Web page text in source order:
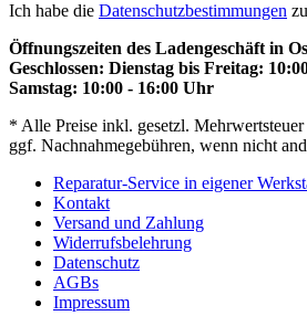
Ich habe die Datenschutzbestimmungen
Öffnungszeiten des Ladengeschäft in
Geschlossen: Dienstag bis Freitag:
Samstag: 10:00 - 16:00 Uhr
* Alle Preise inkl. gesetzl. Mehrwertsteuer
ggf. Nachnahmegebühren, wenn nicht
Reparatur-Service in eigener
Kontakt
Versand und Zahlung
Widerrufsbelehrung
Datenschutz
AGBs
Impressum